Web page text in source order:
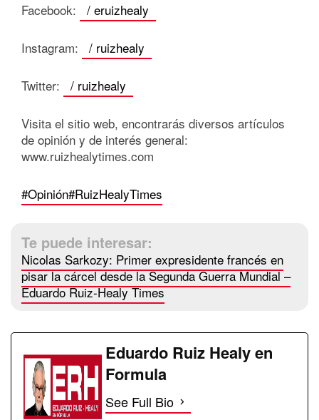
Facebook: / eruizhealy
Instagram: / ruizhealy
Twitter: / ruizhealy
Visita el sitio web, encontrarás diversos artículos
de opinión y de interés general:
www.ruizhealytimes.com
#Opinión#RuizHealyTimes
Te puede interesar:
Nicolas Sarkozy: Primer expresidente francés en
pisar la cárcel desde la Segunda Guerra Mundial –
Eduardo Ruiz-Healy Times
Eduardo Ruiz Healy en
Formula
See Full Bio